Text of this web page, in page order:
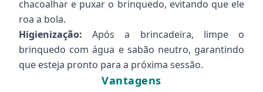
chacoalhar e puxar o brinquedo, evitando que ele
roa a bola.
Higienização: Após a brincadeira, limpe o
brinquedo com água e sabão neutro, garantindo
que esteja pronto para a próxima sessão.
Vantagens